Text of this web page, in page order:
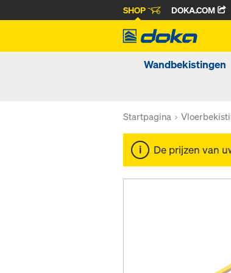
SHOP DOKA.COM
Wandbekistingen
Startpagina
De prijzen van